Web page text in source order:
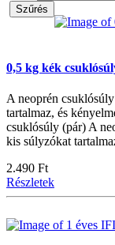
Szűrés
0,5 kg kék
A neoprén
tartalmaz, és
csuklósúly (pár) A
kis súlyzókat
2.490 Ft
Részletek